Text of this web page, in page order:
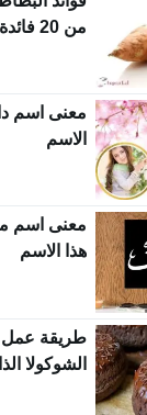
من 20 فائدة ستذهلك
معنى اسم
الاسم
معنى اسم
هذا الاسم
طريقة عمل
الشوكولا